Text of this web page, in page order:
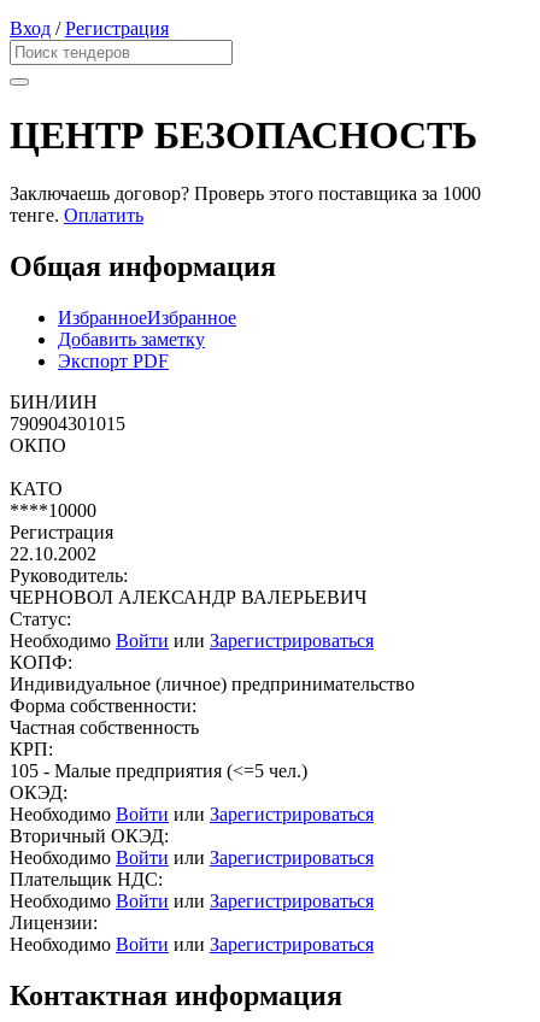
Вход /Регистрация
ЦЕНТР БЕЗОПАСНОСТЬ
Заключаешь договор? Проверь этого поставщика за 1000
тенге. Оплатить
Общая информация
ИзбранноеИзбранное
Добавить заметку
Экспорт PDF
БИН/ИИН
790904301015
ОКПО
КАТО
****10000
Регистрация
22.10.2002
Руководитель:
ЧЕРНОВОЛ АЛЕКСАНДР ВАЛЕРЬЕВИЧ
Статус:
Необходимо Войти или Зарегистрироваться
КОПФ:
Индивидуальное (личное) предпринимательство
Форма собственности:
Частная собственность
КРП:
105 - Малые предприятия (<=5 чел.)
ОКЭД:
Необходимо Войти или Зарегистрироваться
Вторичный ОКЭД:
Необходимо Войти или Зарегистрироваться
Плательщик НДС:
Необходимо Войти или Зарегистрироваться
Лицензии:
Необходимо Войти или Зарегистрироваться
Контактная информация